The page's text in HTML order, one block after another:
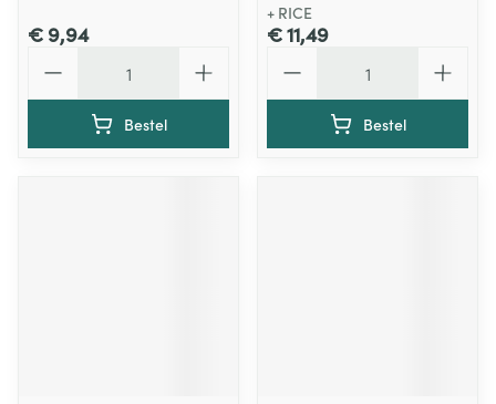
€ 9,94
Bestel
+ RICE
€ 11,49
Bestel